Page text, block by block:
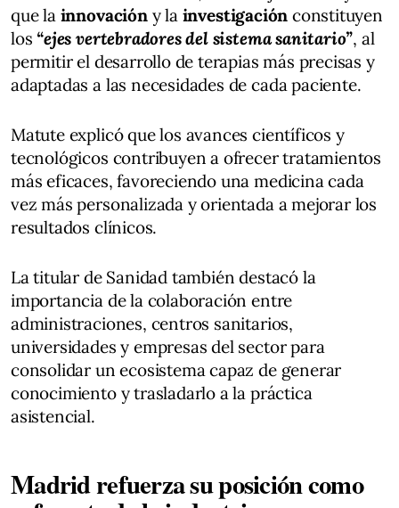
que la innovacióny la investigación constituyen
los “ejes vertebradores del sistema sanitario”, al
permitir el desarrollo de terapias más precisas y
adaptadas a las necesidades de cada paciente.
Matute explicó que los avances científicos y
tecnológicos contribuyen a ofrecer tratamientos
más eficaces, favoreciendo una medicina cada
vez más personalizada y orientada a mejorar los
resultados clínicos.
La titular de Sanidad también destacó la
importancia de la colaboración entre
administraciones, centros sanitarios,
universidades y empresas del sector para
consolidar un ecosistema capaz de generar
conocimiento y trasladarlo a la práctica
asistencial.
Madrid refuerza su posición como